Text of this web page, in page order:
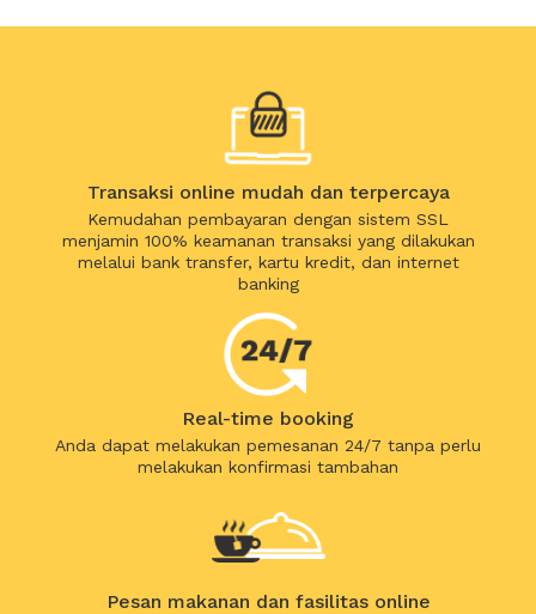
Transaksi online mudah dan terpercaya
Kemudahan pembayaran dengan sistem SSL
menjamin 100% keamanan transaksi yang dilakukan
melalui bank transfer, kartu kredit, dan internet
banking
Real-time booking
Anda dapat melakukan pemesanan 24/7 tanpa perlu
melakukan konfirmasi tambahan
Pesan makanan dan fasilitas online